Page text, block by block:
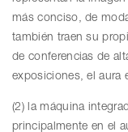
más conciso, de
también traen su
de conferencias de
exposiciones, el aura
(2) la máquina
principalmente en el